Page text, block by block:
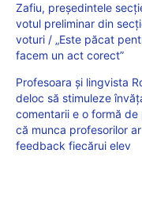
Zafiu, președintele
votul preliminar din
voturi / „Este păcat
facem un act corect”
Profesoara și lingvista
deloc să stimuleze
comentarii e o formă
că munca profesorilor
feedback fiecărui elev